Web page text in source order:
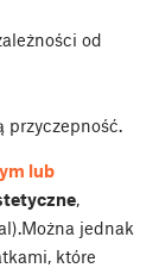
od
przyczepność.
lub
,
jednak
które